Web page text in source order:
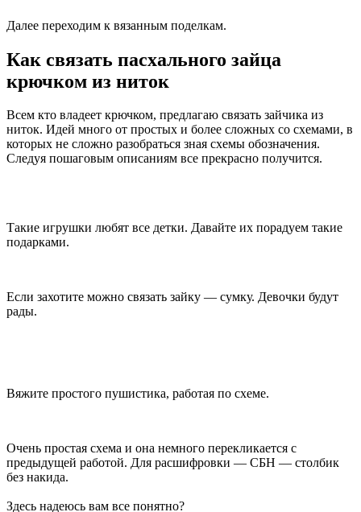
Далее переходим к вязанным поделкам.
Как связать пасхального зайца
крючком из ниток
Всем кто владеет крючком, предлагаю связать зайчика из
ниток. Идей много от простых и более сложных со схемами, в
которых не сложно разобраться зная схемы обозначения.
Следуя пошаговым описаниям все прекрасно получится.
Такие игрушки любят все детки. Давайте их порадуем такие
подарками.
Если захотите можно связать зайку — сумку. Девочки будут
рады.
Вяжите простого пушистика, работая по схеме.
Очень простая схема и она немного перекликается с
предыдущей работой. Для расшифровки — СБН — столбик
без накида.
Здесь надеюсь вам все понятно?